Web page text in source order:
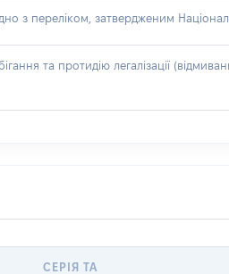
з переліком, затвердженим
та протидію легалізації
СЕРІЯ ТА